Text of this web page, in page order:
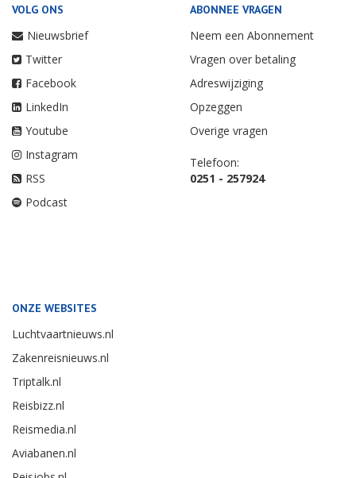
VOLG ONS
Nieuwsbrief
Twitter
Facebook
LinkedIn
Youtube
Instagram
RSS
Podcast
ABONNEE VRAGEN
Neem een Abonnement
Vragen over betaling
Adreswijziging
Opzeggen
Overige vragen
Telefoon:
0251 - 257924
ONZE WEBSITES
Luchtvaartnieuws.nl
Zakenreisnieuws.nl
Triptalk.nl
Reisbizz.nl
Reismedia.nl
Aviabanen.nl